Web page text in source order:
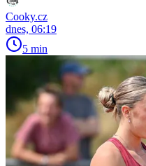
Cooky.cz
dnes, 06:19
5 min